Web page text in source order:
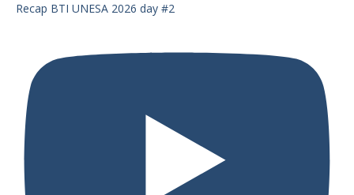
Recap BTI UNESA 2026 day #2